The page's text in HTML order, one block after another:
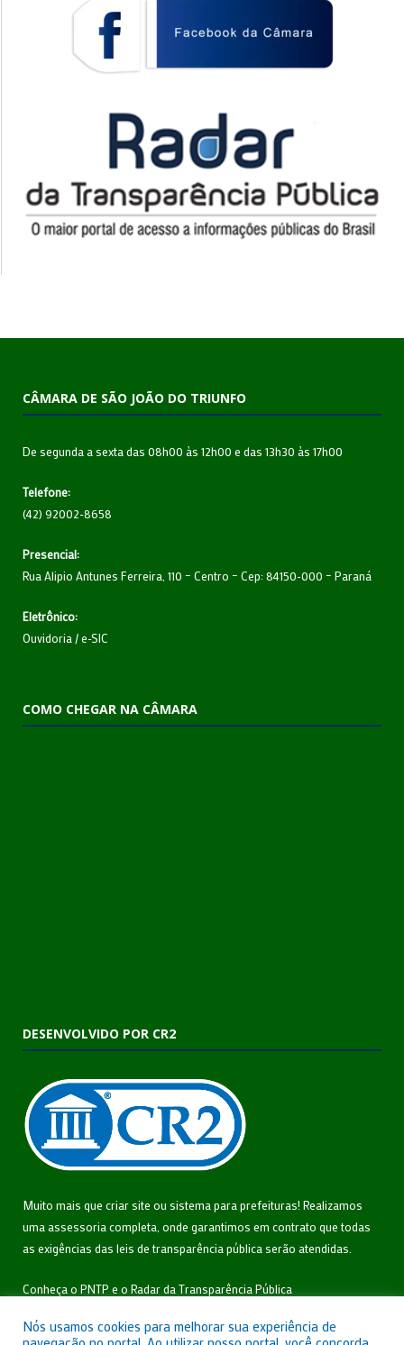
CÂMARA DE SÃO JOÃO DO TRIUNFO
De segunda a sexta das 08h00 às 12h00 e das 13h30 às 17h00
Telefone:
(42) 92002-8658
Presencial:
Rua Alipio Antunes Ferreira, 110 – Centro – Cep: 84150-000 – Paraná
Eletrônico:
Ouvidoria /e-SIC
COMO CHEGAR NA CÂMARA
DESENVOLVIDO POR CR2
Muito mais que criar site ou sistema para prefeituras! Realizamos
uma assessoria completa, onde garantimos em contrato que todas
as exigências das leis de transparência pública serão atendidas.
Conheça o PNTP e o Radar da Transparência Pública
Nós usamos cookies para melhorar sua experiência de